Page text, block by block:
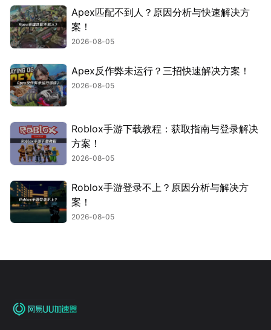
Apex匹配不到人？原因分析与快速解决方
案！
2026-08-05
Apex反作弊未运行？三招快速解决方案！
2026-08-05
Roblox手游下载教程：获取指南与登录解决
方案！
2026-08-05
Roblox手游登录不上？原因分析与解决方
案！
2026-08-05